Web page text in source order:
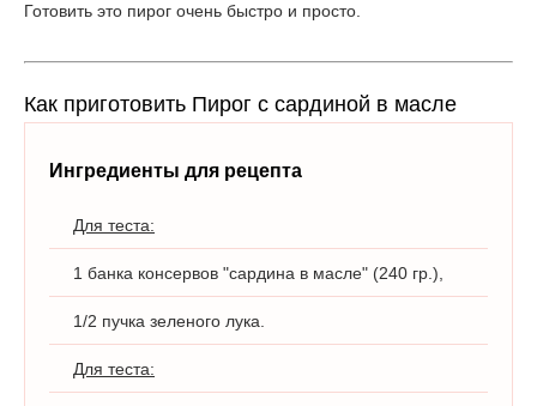
Готовить это пирог очень быстро и просто.
Как приготовить Пирог с сардиной в масле
Ингредиенты для рецепта
Для теста:
1 банка консервов "сардина в масле" (240 гр.),
1/2 пучка зеленого лука.
Для теста: